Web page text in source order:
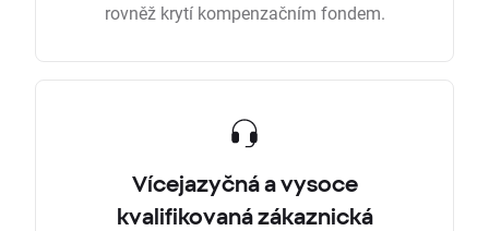
rovněž krytí kompenzačním fondem.
Vícejazyčná a vysoce
kvalifikovaná zákaznická